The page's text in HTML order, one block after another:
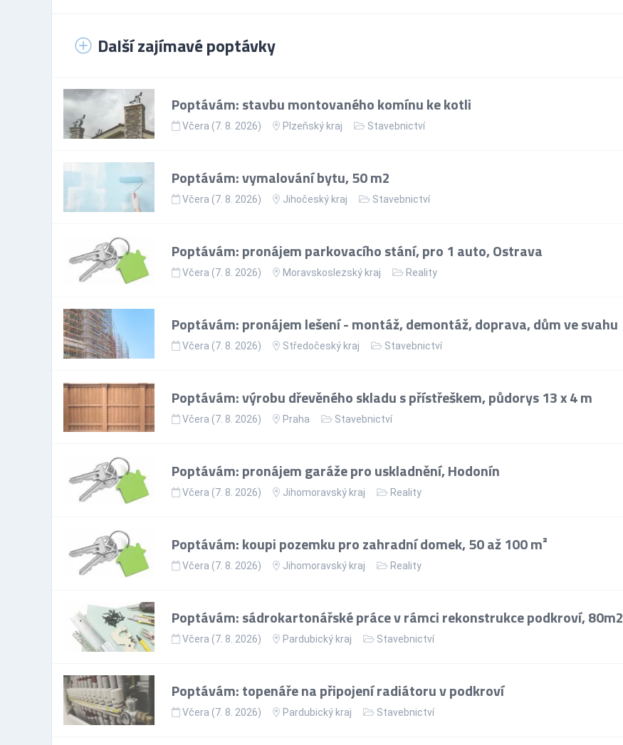
Další zajímavé poptávky
Poptávám: stavbu montovaného komínu ke kotli
Včera (7. 8. 2026) Plzeňský kraj Stavebnictví
Poptávám: vymalování bytu, 50 m2
Včera (7. 8. 2026) Jihočeský kraj Stavebnictví
Poptávám: pronájem parkovacího stání, pro 1 auto, Ostrava
Včera (7. 8. 2026) Moravskoslezský kraj Reality
Poptávám: pronájem lešení - montáž, demontáž, doprava, dům ve svahu
Včera (7. 8. 2026) Středočeský kraj Stavebnictví
Poptávám: výrobu dřevěného skladu s přístřeškem, půdorys 13 x 4 m
Včera (7. 8. 2026) Praha Stavebnictví
Poptávám: pronájem garáže pro uskladnění, Hodonín
Včera (7. 8. 2026) Jihomoravský kraj Reality
Poptávám: koupi pozemku pro zahradní domek, 50 až 100 m²
Včera (7. 8. 2026) Jihomoravský kraj Reality
Poptávám: sádrokartonářské práce v rámci rekonstrukce podkroví, 80m2
Včera (7. 8. 2026) Pardubický kraj Stavebnictví
Poptávám: topenáře na připojení radiátoru v podkroví
Včera (7. 8. 2026) Pardubický kraj Stavebnictví